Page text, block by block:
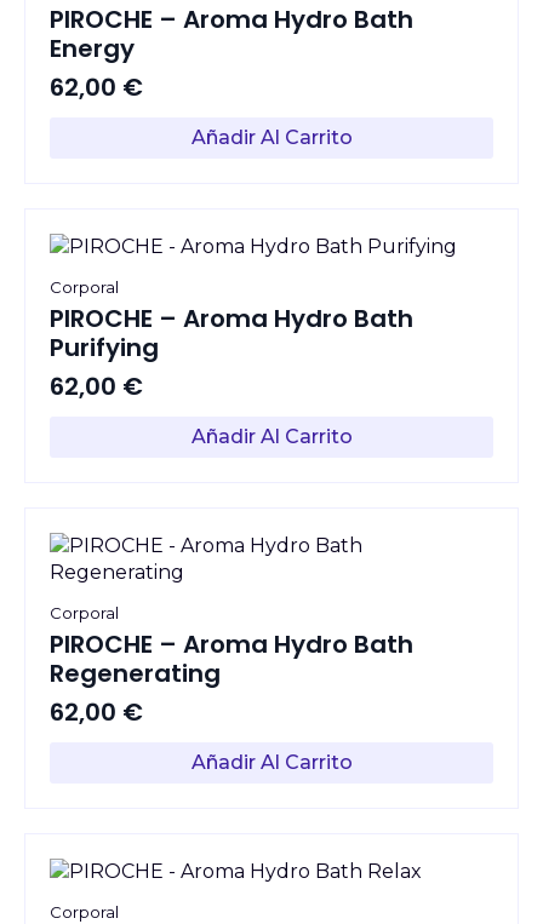
PIROCHE – Aroma Hydro Bath
Energy
62,00 €
Añadir Al Carrito
Corporal
PIROCHE – Aroma Hydro Bath
Purifying
62,00 €
Añadir Al Carrito
Corporal
PIROCHE – Aroma Hydro Bath
Regenerating
62,00 €
Añadir Al Carrito
Corporal